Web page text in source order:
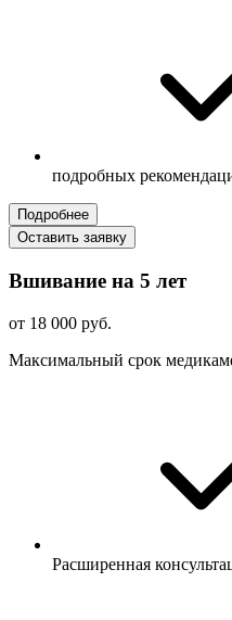
подробных
Подробнее
Оставить заявку
Вшивание на 5 лет
от 18 000 руб.
Максимальный срок
Расширенная